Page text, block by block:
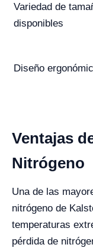
Variedad de
disponibles
Diseño
Ventajas
Nitrógeno
Una de las
nitrógeno de
temperaturas
pérdida de